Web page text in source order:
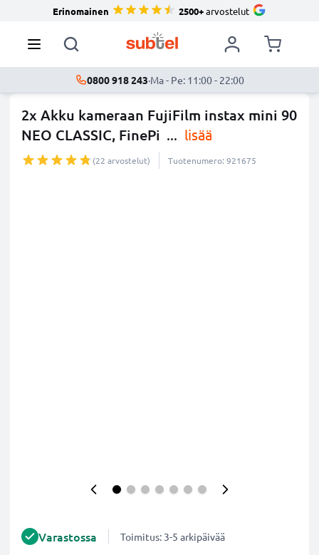
Erinomainen 2500+arvostelut
0800 918 243·Ma - Pe: 11:00 - 22:00
2x Akku kameraan FujiFilm instax mini 90
NEO CLASSIC, FinePi ... lisää
(22 arvostelut) Tuotenumero: 921675
Varastossa Toimitus: 3-5 arkipäivää